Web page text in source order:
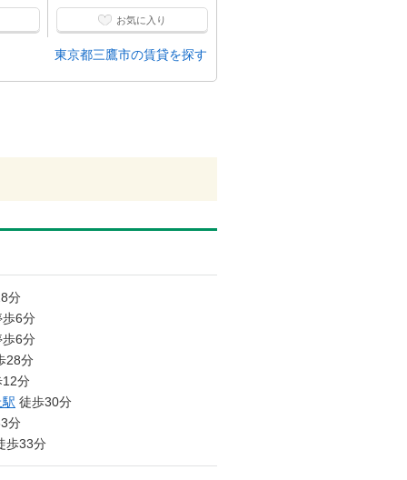
お気に入り
東京都三鷹市の賃貸を探す
分
6分
6分
28分
分
徒歩30分
分
歩33分